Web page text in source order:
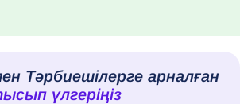
Тәрбиешілерге арналған
үлгеріңіз